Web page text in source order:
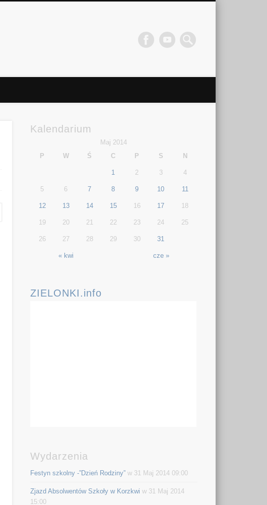
Kalendarium
Maj 2014
P
W Ś C P S N
« kwi cze »
1 2 3 4
5 6 7 8 9 10 11
12 13 14 15 16 17 18
19 20 21 22 23 24 25
26 27 28 29 30 31
ZIELONKI.info
Wydarzenia
Festyn szkolny -”Dzień Rodziny” w 31 Maj 2014 09:00
Zjazd Absolwentów Szkoły w Korzkwi w 31 Maj 2014
15:00